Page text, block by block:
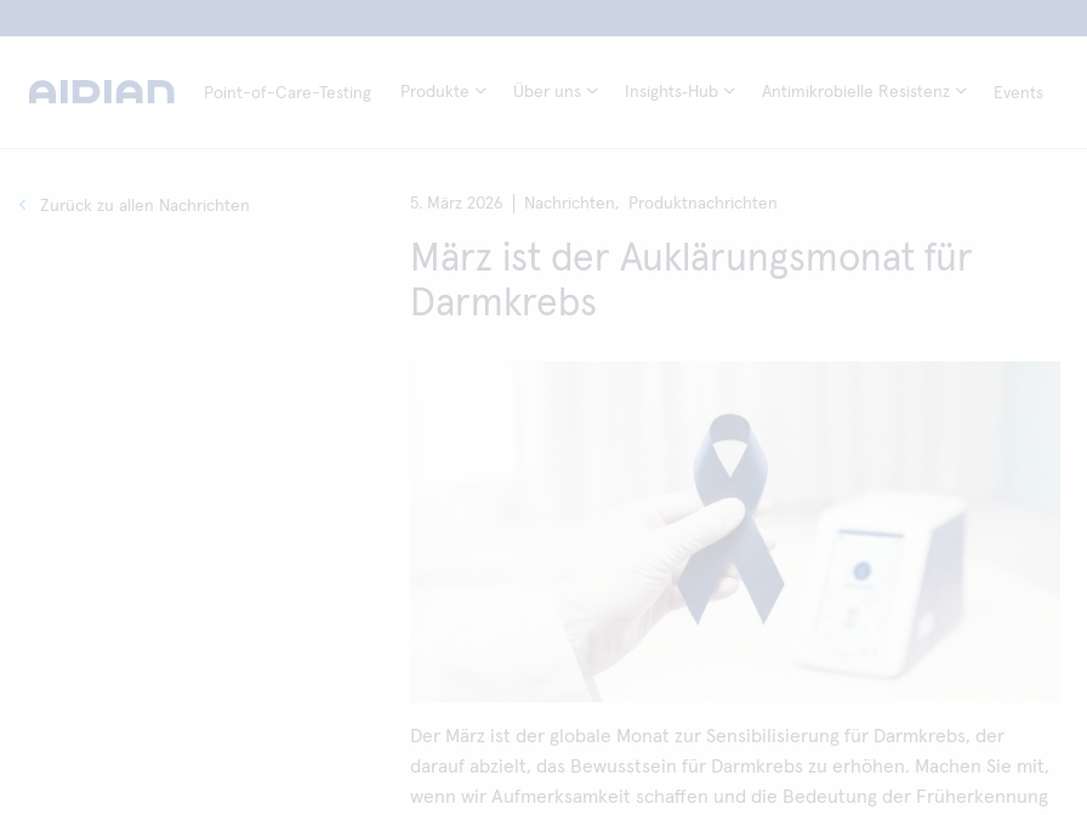
Point-of-Care-Testing Produkte Über uns Insights‑Hub Antimikrobielle Resistenz Events
Zurück zu allen Nachrichten 5. März 2026 Nachrichten, Produktnachrichten
März ist der Auklärungsmonat für
Darmkrebs
Der März ist der globale Monat zur Sensibilisierung für Darmkrebs, der
darauf abzielt, das Bewusstsein für Darmkrebs zu erhöhen. Machen Sie mit,
wenn wir Aufmerksamkeit schaffen und die Bedeutung der Früherkennung